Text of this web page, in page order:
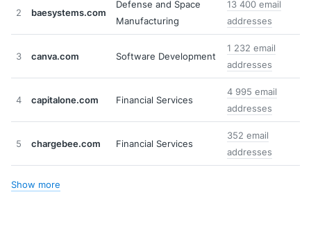
2 baesystems.com
Defense and Space
Manufacturing
13 400 email
addresses
3 canva.com Software Development
1 232 email
addresses
4 capitalone.com Financial Services
4 995 email
addresses
5 chargebee.com Financial Services
352 email
addresses
Show more